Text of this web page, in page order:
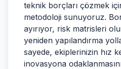
teknik borçları çözmek
metodoloji sunuyoruz.
ayırıyor, risk matrisleri
yeniden yapılandırma
sayede, ekiplerinizin hız
inovasyona